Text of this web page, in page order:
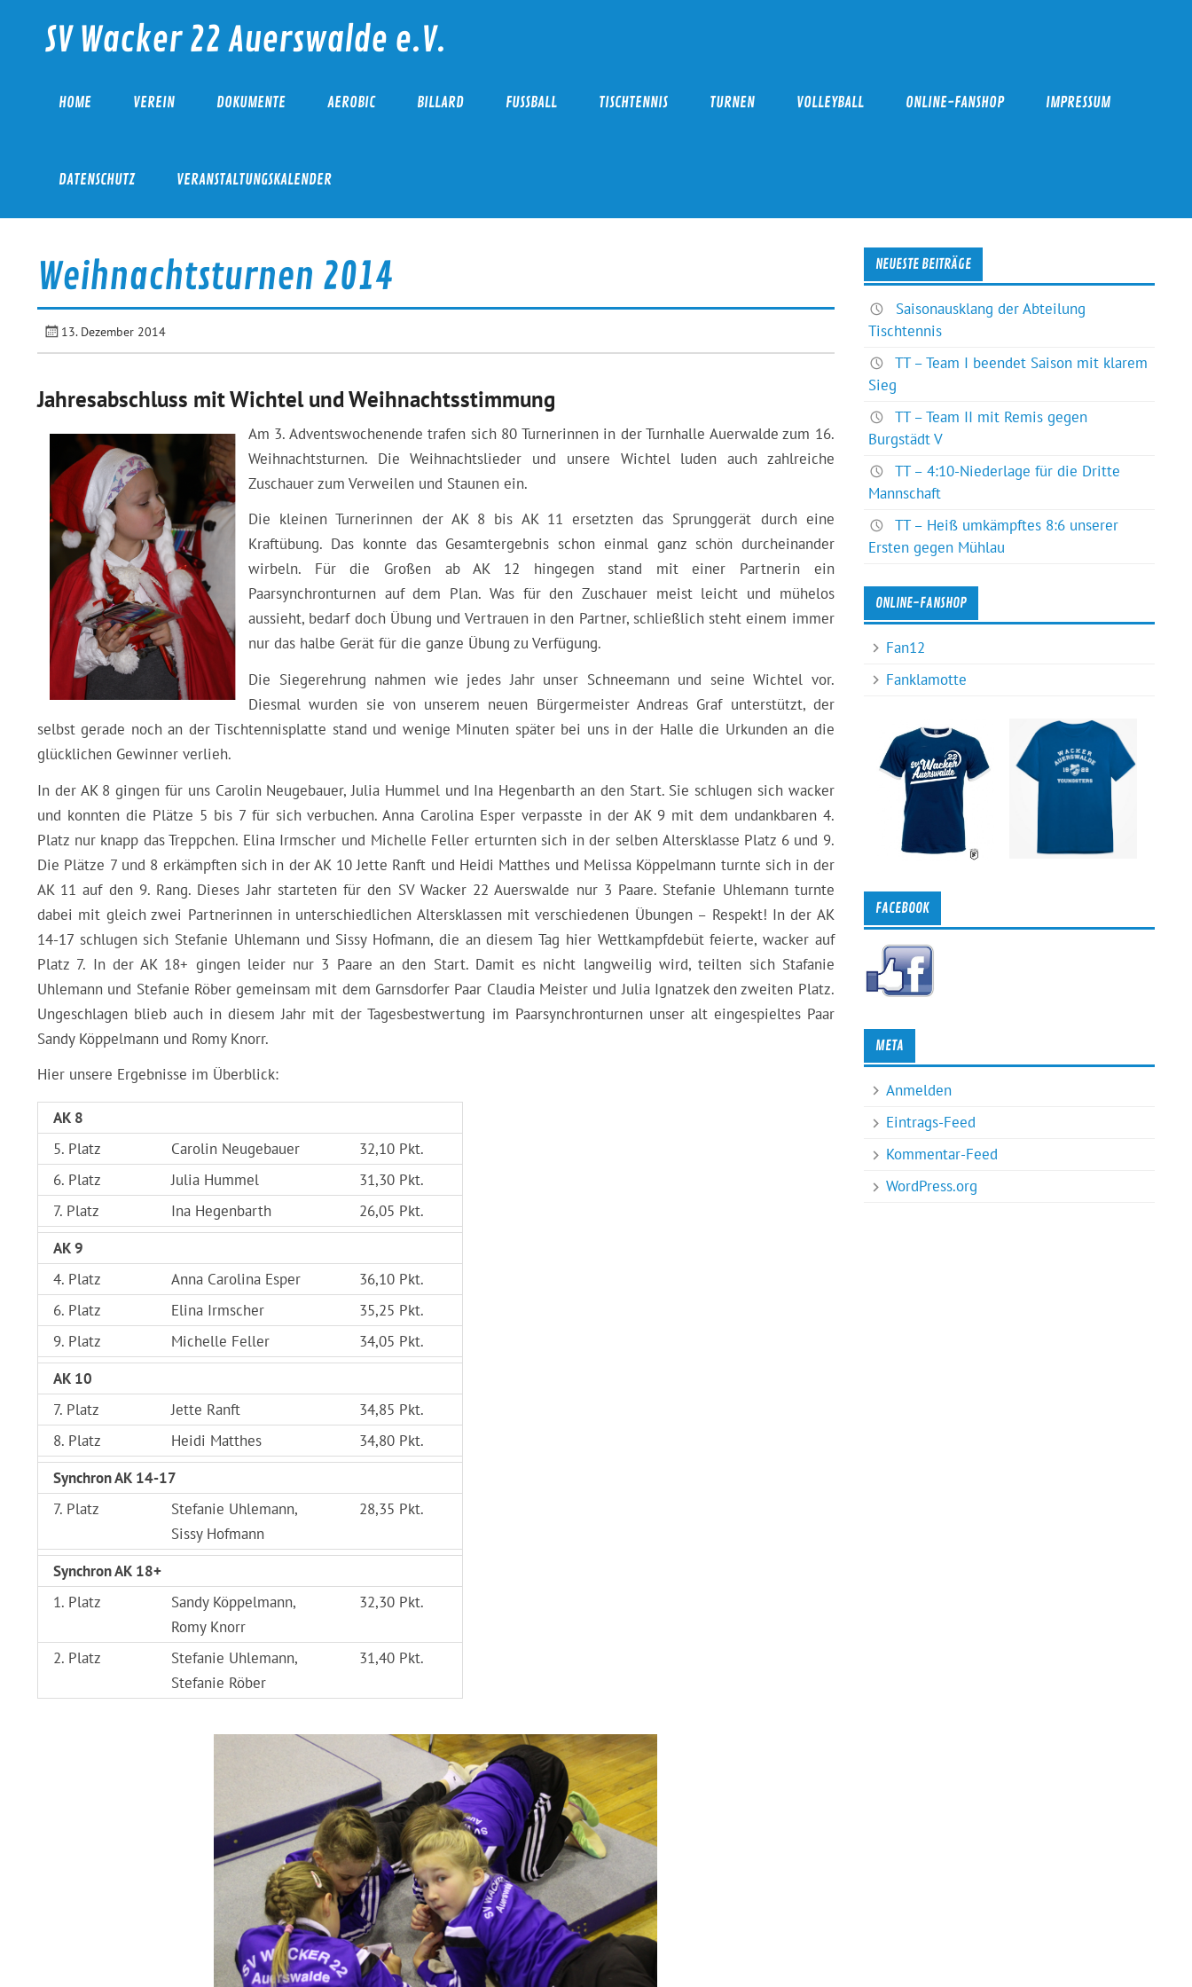
contentSV Wacker 22 Auerswalde e.V.
HOME VEREIN DOKUMENTE AEROBIC BILLARD FUSSBALL TISCHTENNIS TURNEN VOLLEYBALL ONLINE-FANSHOP IMPRESSUM
DATENSCHUTZ VERANSTALTUNGSKALENDER
Weihnachtsturnen 2014
13. Dezember 2014
Jahresabschluss mit Wichtel und Weihnachtsstimmung
Am 3. Adventswochenende trafen sich 80 Turnerinnen in der Turnhalle Auerwalde zum 16.
Weihnachtsturnen. Die Weihnachtslieder und unsere Wichtel luden auch zahlreiche
Zuschauer zum Verweilen und Staunen ein.
Die kleinen Turnerinnen der AK 8 bis AK 11 ersetzten das Sprunggerät durch eine
Kraftübung. Das konnte das Gesamtergebnis schon einmal ganz schön durcheinander
wirbeln. Für die Großen ab AK 12 hingegen stand mit einer Partnerin ein
Paarsynchronturnen auf dem Plan. Was für den Zuschauer meist leicht und mühelos
aussieht, bedarf doch Übung und Vertrauen in den Partner, schließlich steht einem immer
nur das halbe Gerät für die ganze Übung zu Verfügung.
Die Siegerehrung nahmen wie jedes Jahr unser Schneemann und seine Wichtel vor.
Diesmal wurden sie von unserem neuen Bürgermeister Andreas Graf unterstützt, der
selbst gerade noch an der Tischtennisplatte stand und wenige Minuten später bei uns in der Halle die Urkunden an die
glücklichen Gewinner verlieh.
In der AK 8 gingen für uns Carolin Neugebauer, Julia Hummel und Ina Hegenbarth an den Start. Sie schlugen sich wacker
und konnten die Plätze 5 bis 7 für sich verbuchen. Anna Carolina Esper verpasste in der AK 9 mit dem undankbaren 4.
Platz nur knapp das Treppchen. Elina Irmscher und Michelle Feller erturnten sich in der selben Altersklasse Platz 6 und 9.
Die Plätze 7 und 8 erkämpften sich in der AK 10 Jette Ranft und Heidi Matthes und Melissa Köppelmann turnte sich in der
AK 11 auf den 9. Rang. Dieses Jahr starteten für den SV Wacker 22 Auerswalde nur 3 Paare. Stefanie Uhlemann turnte
dabei mit gleich zwei Partnerinnen in unterschiedlichen Altersklassen mit verschiedenen Übungen – Respekt! In der AK
14-17 schlugen sich Stefanie Uhlemann und Sissy Hofmann, die an diesem Tag hier Wettkampfdebüt feierte, wacker auf
Platz 7. In der AK 18+ gingen leider nur 3 Paare an den Start. Damit es nicht langweilig wird, teilten sich Stafanie
Uhlemann und Stefanie Röber gemeinsam mit dem Garnsdorfer Paar Claudia Meister und Julia Ignatzek den zweiten Platz.
Ungeschlagen blieb auch in diesem Jahr mit der Tagesbestwertung im Paarsynchronturnen unser alt eingespieltes Paar
Sandy Köppelmann und Romy Knorr.
Hier unsere Ergebnisse im Überblick:
AK 8
5. Platz
Carolin Neugebauer
32,10 Pkt.
6. Platz
Julia Hummel
31,30 Pkt.
7. Platz
Ina Hegenbarth
26,05 Pkt.
AK 9
4. Platz
Anna Carolina Esper
36,10 Pkt.
6. Platz
Elina Irmscher
35,25 Pkt.
9. Platz
Michelle Feller
34,05 Pkt.
AK 10
7. Platz
Jette Ranft
34,85 Pkt.
8. Platz
Heidi Matthes
34,80 Pkt.
Synchron AK 14-17
7. Platz
Stefanie Uhlemann,
Sissy Hofmann
28,35 Pkt.
Synchron AK 18+
1. Platz
Sandy Köppelmann,
Romy Knorr
32,30 Pkt.
2. Platz
Stefanie Uhlemann,
Stefanie Röber
31,40 Pkt.
NEUESTE BEITRÄGE
Saisonausklang der Abteilung
Tischtennis
TT – Team I beendet Saison mit klarem
Sieg
TT – Team II mit Remis gegen
Burgstädt V
TT – 4:10-Niederlage für die Dritte
Mannschaft
TT – Heiß umkämpftes 8:6 unserer
Ersten gegen Mühlau
ONLINE-FANSHOP
Fan12
Fanklamotte
FACEBOOK
META
Anmelden
Eintrags-Feed
Kommentar-Feed
WordPress.org